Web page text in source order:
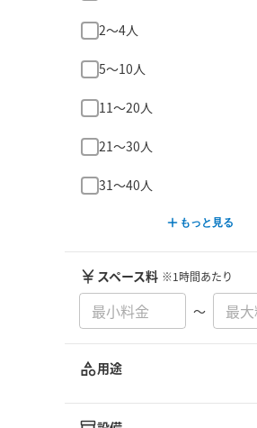
2〜4人
5〜10人
11〜20人
21〜30人
31〜40人
もっと見る
スペース料 ※1時間あたり
〜
用途